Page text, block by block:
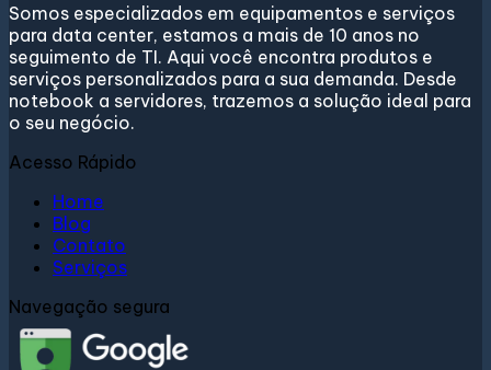
Somos especializados em equipamentos e serviços
para data center, estamos a mais de 10 anos no
seguimento de TI. Aqui você encontra produtos e
serviços personalizados para a sua demanda. Desde
notebook a servidores, trazemos a solução ideal para
o seu negócio.
Acesso Rápido
Home
Blog
Contato
Serviços
Navegação segura